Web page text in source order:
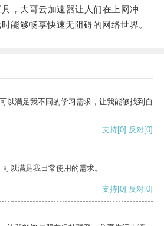
大哥云加速器让人们在上网冲
能够畅享快速无阻碍的网络世界。
以满足我不同的学习需求，让我能够找到自
支持[0] 反对[0]
以满足我日常使用的需求。
支持[0] 反对[0]